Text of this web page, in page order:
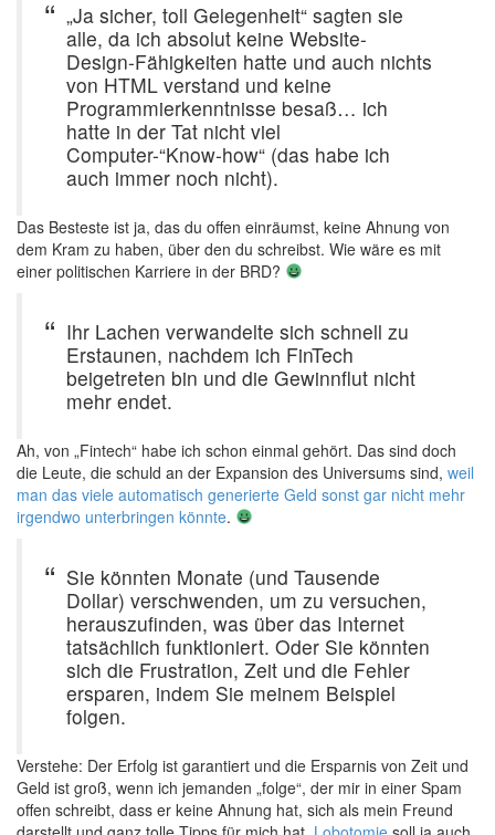
„Ja sicher, toll Gelegenheit“ sagten sie
alle, da ich absolut keine Website-
Design-Fähigkeiten hatte und auch nichts
von HTML verstand und keine
Programmierkenntnisse besaß… ich
hatte in der Tat nicht viel
Computer-“Know-how“ (das habe ich
auch immer noch nicht).
Das Besteste ist ja, das du offen einräumst, keine Ahnung von
dem Kram zu haben, über den du schreibst. Wie wäre es mit
einer politischen Karriere in der BRD?
Ihr Lachen verwandelte sich schnell zu
Erstaunen, nachdem ich FinTech
beigetreten bin und die Gewinnflut nicht
mehr endet.
Ah, von „Fintech“ habe ich schon einmal gehört. Das sind doch
die Leute, die schuld an der Expansion des Universums sind, weil
man das viele automatisch generierte Geld sonst gar nicht mehr
irgendwo unterbringen könnte.
Sie könnten Monate (und Tausende
Dollar) verschwenden, um zu versuchen,
herauszufinden, was über das Internet
tatsächlich funktioniert. Oder Sie könnten
sich die Frustration, Zeit und die Fehler
ersparen, indem Sie meinem Beispiel
folgen.
Verstehe: Der Erfolg ist garantiert und die Ersparnis von Zeit und
Geld ist groß, wenn ich jemanden „folge“, der mir in einer Spam
offen schreibt, dass er keine Ahnung hat, sich als mein Freund